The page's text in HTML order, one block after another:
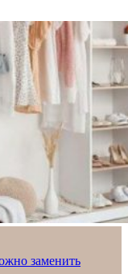
заменить